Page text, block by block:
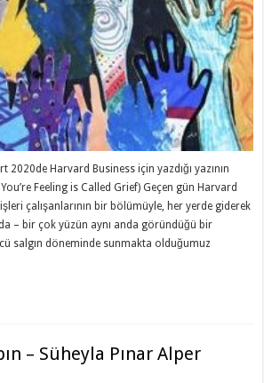
2020de Harvard Business için yazdığı yazının
Feeling is Called Grief) Geçen gün Harvard
işleri çalışanlarının bir bölümüyle, her yerde giderek
– bir çok yüzün aynı anda göründüğü bir
salgın döneminde sunmakta olduğumuz
– Süheyla Pınar Alper